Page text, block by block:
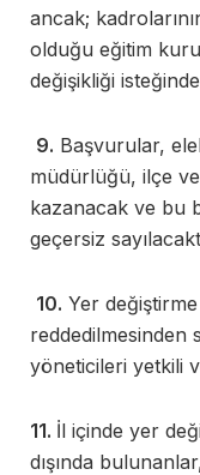
ancak;
olduğu eğitim
değişikliği
9. Başvurular,
müdürlüğü, ilçe
kazanacak ve bu
geçersiz
10. Yer
reddedilmesinden
yöneticileri yetkili
11. İl içinde yer
dışında